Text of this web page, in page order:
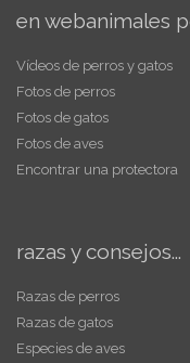
en webanimales
Vídeos de perros y gatos
Fotos de perros
Fotos de gatos
Fotos de aves
Encontrar una protectora
razas y consejos...
Razas de perros
Razas de gatos
Especies de aves